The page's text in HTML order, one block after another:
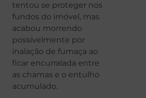
tentou se proteger nos
fundos do imóvel, mas
acabou morrendo
possivelmente por
inalação de fumaça ao
ficar encurralada entre
as chamas e o entulho
acumulado.